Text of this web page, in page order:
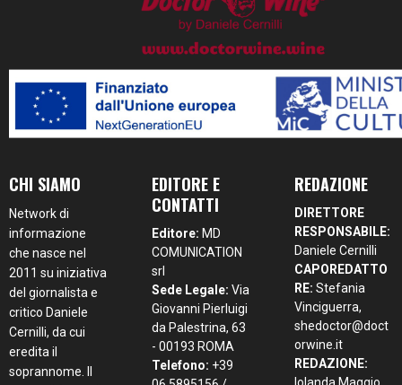
CHI SIAMO
Network di
informazione
che nasce nel
2011 su iniziativa
del giornalista e
critico Daniele
Cernilli, da cui
eredita il
soprannome. Il
EDITORE E
CONTATTI
Editore: MD
COMUNICATION
srl
Sede Legale: Via
Giovanni Pierluigi
da Palestrina, 63
- 00193 ROMA
Telefono: +39
REDAZIONE
DIRETTORE
RESPONSABILE:
Daniele Cernilli
CAPOREDATTO
RE: Stefania
Vinciguerra,
shedoctor@doct
orwine.it
REDAZIONE: